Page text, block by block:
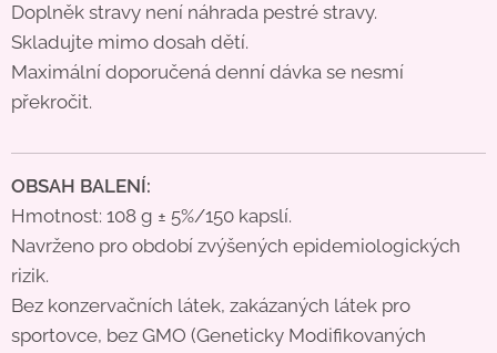
Doplněk stravy není náhrada pestré stravy.
Skladujte mimo dosah dětí.
Maximální doporučená denní dávka se nesmí
překročit.
OBSAH BALENÍ:
Hmotnost: 108 g ± 5%/150 kapslí.
Navrženo pro období zvýšených epidemiologických
rizik.
Bez konzervačních látek, zakázaných látek pro
sportovce, bez GMO (Geneticky Modifikovaných